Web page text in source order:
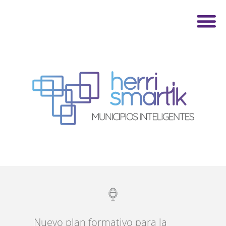
Nuevo plan formativo para la